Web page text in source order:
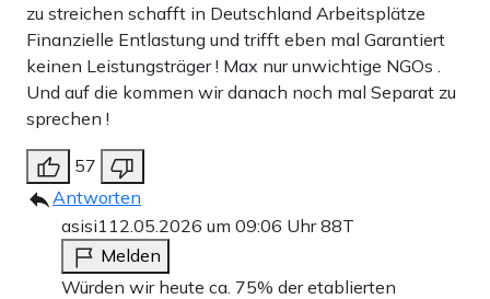
zu streichen schafft in Deutschland Arbeitsplätze
Finanzielle Entlastung und trifft eben mal Garantiert
keinen Leistungsträger ! Max nur unwichtige NGOs .
Und auf die kommen wir danach noch mal Separat zu
sprechen !
57
Antworten
asisi1 12.05.2026 um 09:06 Uhr88T
Melden
Würden wir heute ca. 75% der etablierten